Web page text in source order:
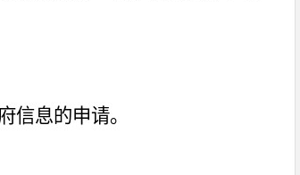
信息的申请。